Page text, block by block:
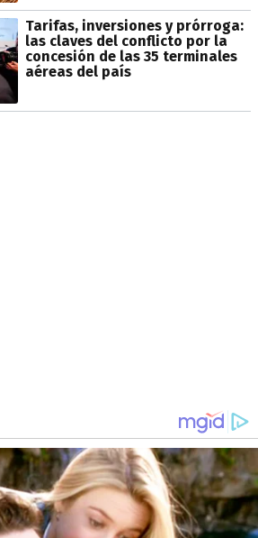
Tarifas, inversiones y prórroga:
las claves del conflicto por la
concesión de las 35 terminales
aéreas del país